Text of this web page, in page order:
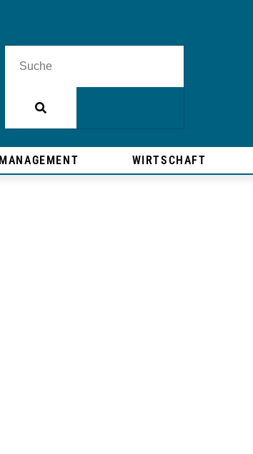
MANAGEMENT WIRTSCHAFT